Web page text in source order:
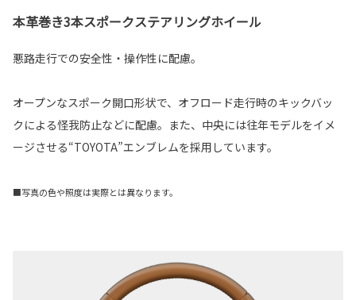
本革巻き3本スポークステアリングホイール
悪路走行での安全性・操作性に配慮。
オープンなスポーク開口形状で、オフロード走行時のキックバッ
クによる怪我防止などに配慮。また、中央には往年モデルをイメ
ージさせる“TOYOTA”エンブレムを採用しています。
■写真の色や照度は実際とは異なります。